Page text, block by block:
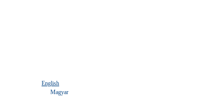
English
Magyar